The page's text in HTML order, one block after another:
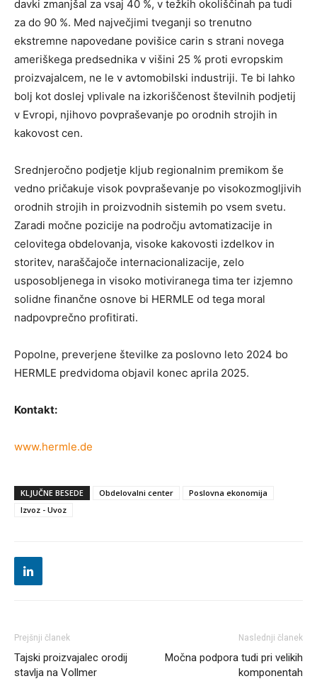
davki zmanjšal za vsaj 40 %, v težkih okoliščinah pa tudi
za do 90 %. Med največjimi tveganji so trenutno
ekstremne napovedane povišice carin s strani novega
ameriškega predsednika v višini 25 % proti evropskim
proizvajalcem, ne le v avtomobilski industriji. Te bi lahko
bolj kot doslej vplivale na izkoriščenost številnih podjetij
v Evropi, njihovo povpraševanje po orodnih strojih in
kakovost cen.
Srednjeročno podjetje kljub regionalnim premikom še
vedno pričakuje visok povpraševanje po visokozmogljivih
orodnih strojih in proizvodnih sistemih po vsem svetu.
Zaradi močne pozicije na področju avtomatizacije in
celovitega obdelovanja, visoke kakovosti izdelkov in
storitev, naraščajoče internacionalizacije, zelo
usposobljenega in visoko motiviranega tima ter izjemno
solidne finančne osnove bi HERMLE od tega moral
nadpovprečno profitirati.
Popolne, preverjene številke za poslovno leto 2024 bo
HERMLE predvidoma objavil konec aprila 2025.
Kontakt:
www.hermle.de
KLJUČNE BESEDE Obdelovalni center
Poslovna ekonomija
Izvoz - Uvoz
Prejšnji članek
Tajski proizvajalec orodij
stavlja na Vollmer
Naslednji članek
Močna podpora tudi pri velikih
komponentah